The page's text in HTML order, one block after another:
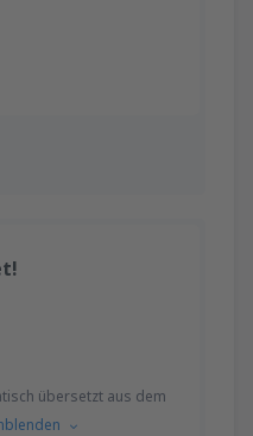
übersetzt aus dem